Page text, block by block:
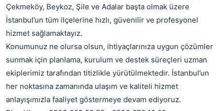
Çekmeköy, Beykoz, Şile ve Adalar başta olmak üzere
İstanbul’un tüm ilçelerine hızlı, güvenilir ve profesyonel
hizmet sağlamaktayız.
Konumunuz ne olursa olsun, ihtiyaçlarınıza uygun çözümler
sunmak için planlama, kurulum ve destek süreçleri uzman
ekiplerimiz tarafından titizlikle yürütülmektedir. İstanbul’un
her noktasına zamanında ulaşım ve kaliteli hizmet
anlayışımızla faaliyet göstermeye devam ediyoruz.